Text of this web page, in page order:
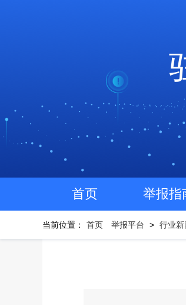
首页 举报指
当前位置： 首页 举报平台 > 行业新